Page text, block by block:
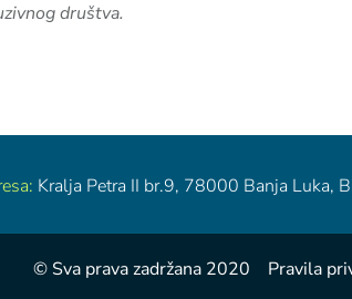
društva.
Kralja Petra II br.9, 78000 Banja Luka,
© Sva prava zadržana 2020 Pravila